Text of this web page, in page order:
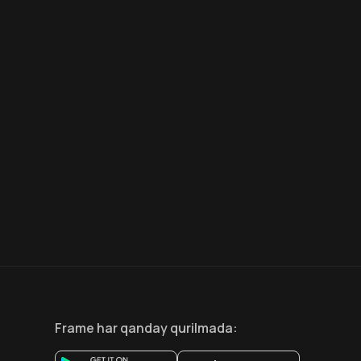
Frame har qanday qurilmada: